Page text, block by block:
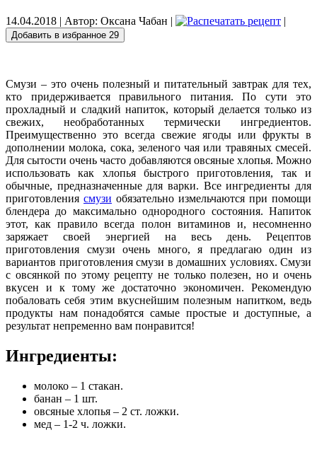
14.04.2018 | Автор: Оксана Чабан | |
Добавить в избранное 29
Смузи – это очень полезный и питательный завтрак для тех,
кто придерживается правильного питания. По сути это
прохладный и сладкий напиток, который делается только из
свежих, необработанных термически ингредиентов.
Преимущественно это всегда свежие ягоды или фрукты в
дополнении молока, сока, зеленого чая или травяных смесей.
Для сытости очень часто добавляются овсяные хлопья. Можно
использовать как хлопья быстрого приготовления, так и
обычные, предназначенные для варки. Все ингредиенты для
приготовления смузи обязательно измельчаются при помощи
блендера до максимально однородного состояния. Напиток
этот, как правило всегда полон витаминов и, несомненно
заряжает своей энергией на весь день. Рецептов
приготовления смузи очень много, я предлагаю один из
вариантов приготовления смузи в домашних условиях. Смузи
с овсянкой по этому рецепту не только полезен, но и очень
вкусен и к тому же достаточно экономичен. Рекомендую
побаловать себя этим вкуснейшим полезным напитком, ведь
продукты нам понадобятся самые простые и доступные, а
результат непременно вам понравится!
Ингредиенты:
молоко – 1 стакан.
банан – 1 шт.
овсяные хлопья – 2 ст. ложки.
мед – 1-2 ч. ложки.